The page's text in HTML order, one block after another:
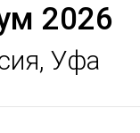
2026
Уфа